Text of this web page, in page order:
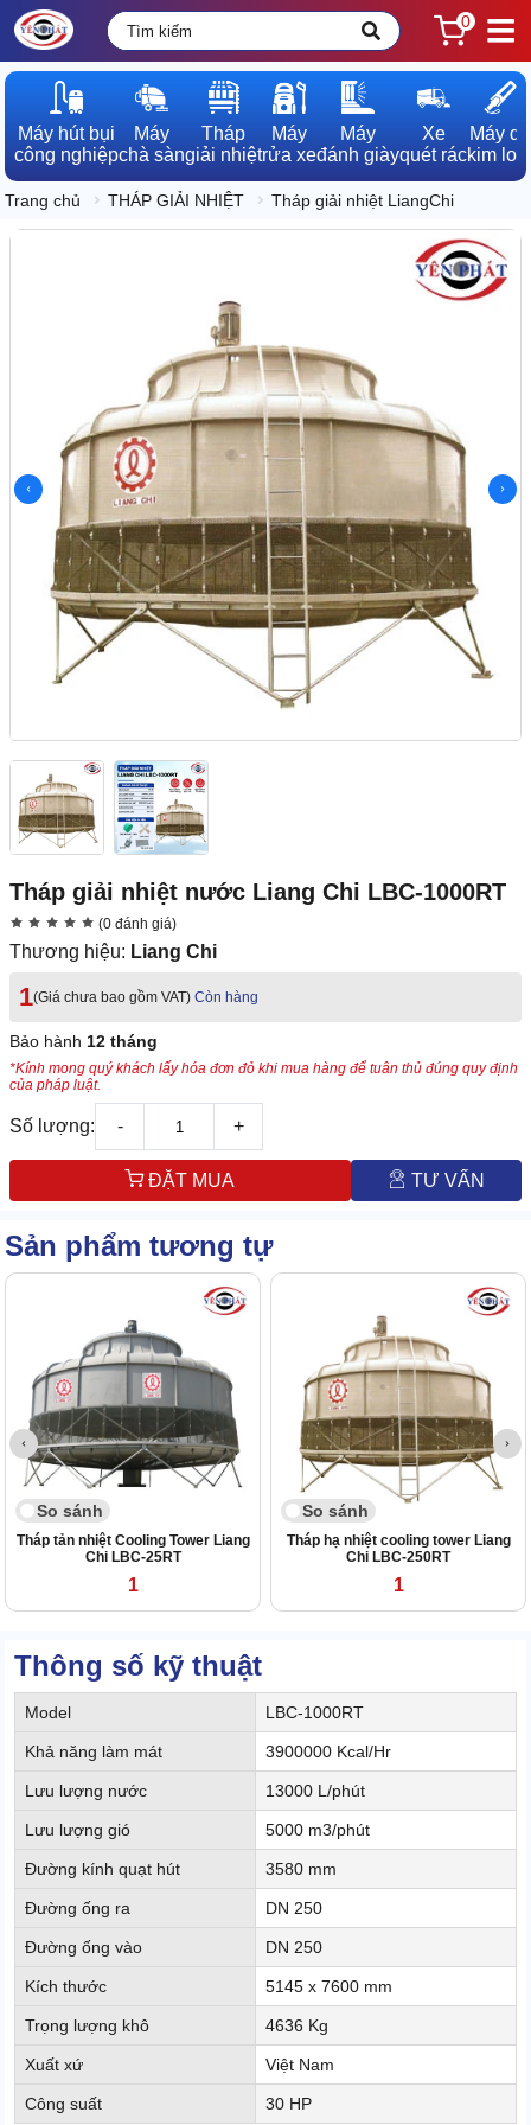
0
Máy hút bụi
công nghiệp
Máy
chà sàn
Tháp
giải nhiệt
Máy
rửa xe
Máy
đánh giày
Xe
quét rác
Máy dò
kim loại
Trang chủ THÁP GIẢI NHIỆT Tháp giải nhiệt LiangChi
Tháp giải nhiệt nước Liang Chi LBC-1000RT
(0 đánh giá)
Thương hiệu: Liang Chi
1(Giá chưa bao gồm VAT) Còn hàng
Bảo hành 12 tháng
*Kính mong quý khách lấy hóa đơn đỏ khi mua hàng để tuân thủ đúng quy định
của pháp luật.
Số lượng: - +
ĐẶT MUA TƯ VẤN
Sản phẩm tương tự
So sánh
Tháp tản nhiệt Cooling Tower Liang
Chi LBC-25RT
1
So sánh
Tháp hạ nhiệt cooling tower Liang
Chi LBC-250RT
1
Thông số kỹ thuật
Model LBC-1000RT
Khả năng làm mát 3900000 Kcal/Hr
Lưu lượng nước 13000 L/phút
Lưu lượng gió 5000 m3/phút
Đường kính quạt hút 3580 mm
Đường ống ra DN 250
Đường ống vào DN 250
Kích thước 5145 x 7600 mm
Trọng lượng khô 4636 Kg
Xuất xứ Việt Nam
Công suất 30 HP